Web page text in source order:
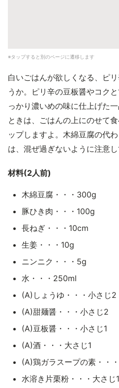
※タップすると別のページに遷移します
白いごはんが欲しくなる、ピ
うか。ピリ辛の豆板醤やコク
っかり濃いめの味に仕上げた
ときは、ごはんの上にのせて
ップしますよ。木綿豆腐の代
は、混ぜ過ぎないように注意し
材料(2人前)
木綿豆腐・・・300g
豚ひき肉・・・100g
長ねぎ・・・10cm
生姜・・・10g
ニンニク・・・5g
水・・・250ml
(A)しょうゆ・・・小さじ2
(A)甜麺醤・・・小さじ2
(A)豆板醤・・・小さじ1
(A)酒・・・大さじ1
(A)鶏ガラスープの素・・
水溶き片栗粉・・・大さじ1